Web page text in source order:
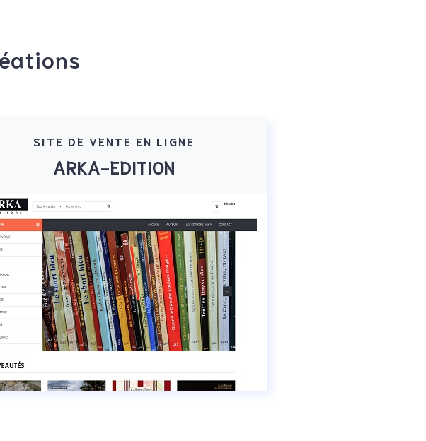
SITE DE VENTE EN LIGNE
ARKA-EDITION